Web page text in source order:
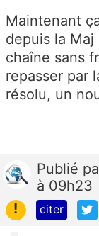
Maintenant
depuis la
chaîne sans
repasser par
résolu, un
Publié
à 09h23
!
citer